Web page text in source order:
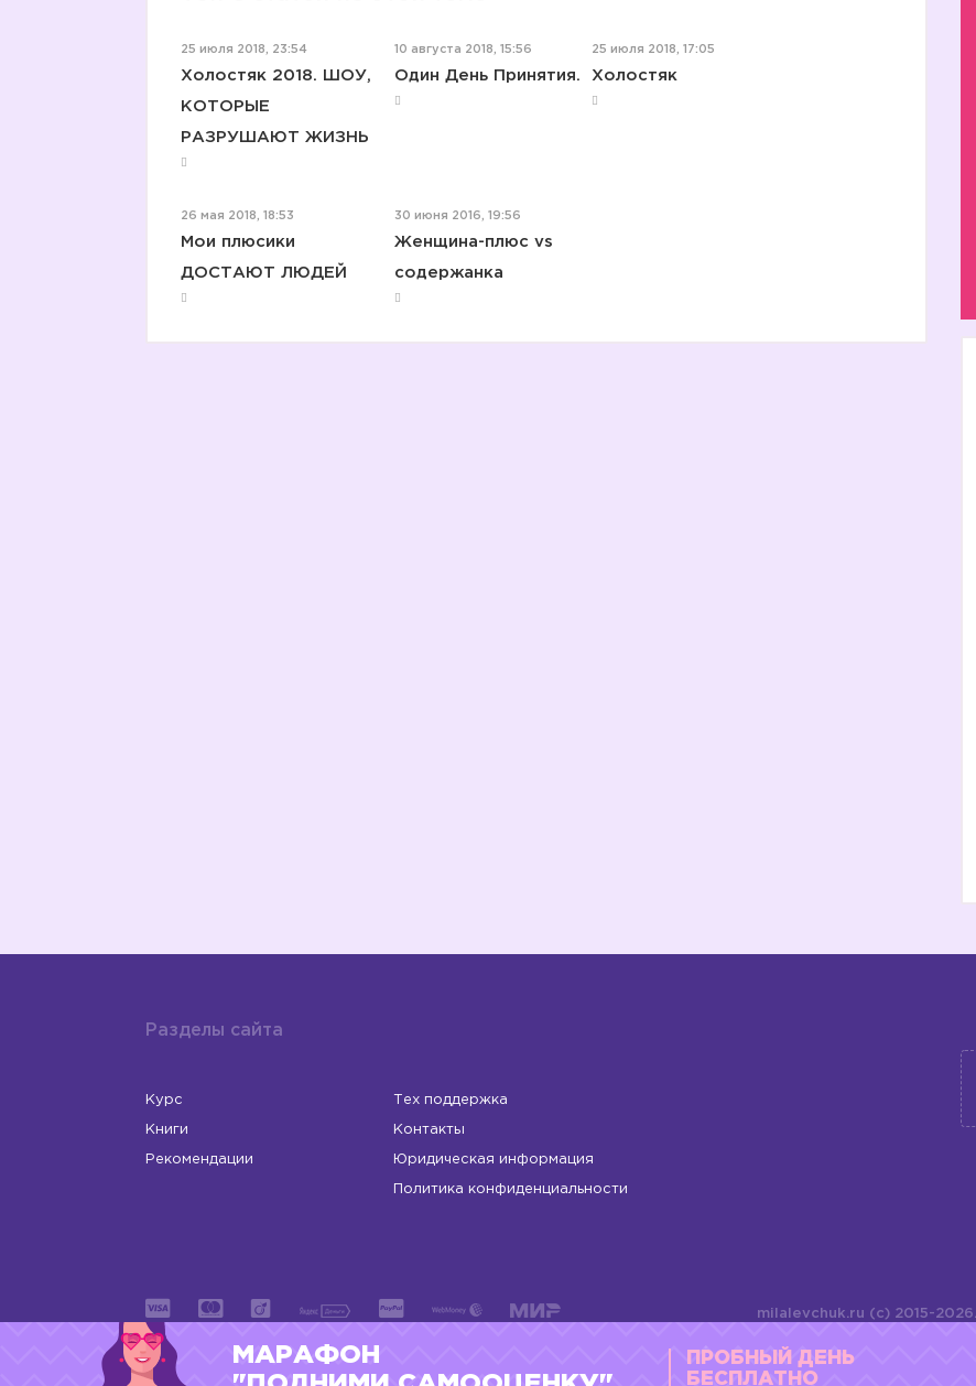
25 июля 2018, 23:54
Холостяк 2018. ШОУ,
КОТОРЫЕ
РАЗРУШАЮТ ЖИЗНЬ
10 августа 2018, 15:56
Один День Принятия.
25 июля 2018, 17:05
Холостяк
26 мая 2018, 18:53
Мои плюсики
ДОСТАЮТ ЛЮДЕЙ
30 июня 2016, 19:56
Женщина-плюс vs
содержанка
Разделы сайта
Курс
Книги
Рекомендации
Тех поддержка
Контакты
Юридическая информация
Политика конфиденциальности
ИП Левчук Людмила Николаевна
milalevchuk.ru (c) 2015-2026.
материалов или подборки
оформления допускается
МАРАФОН
ПРОБНЫЙ ДЕНЬ
БЕСПЛАТНО